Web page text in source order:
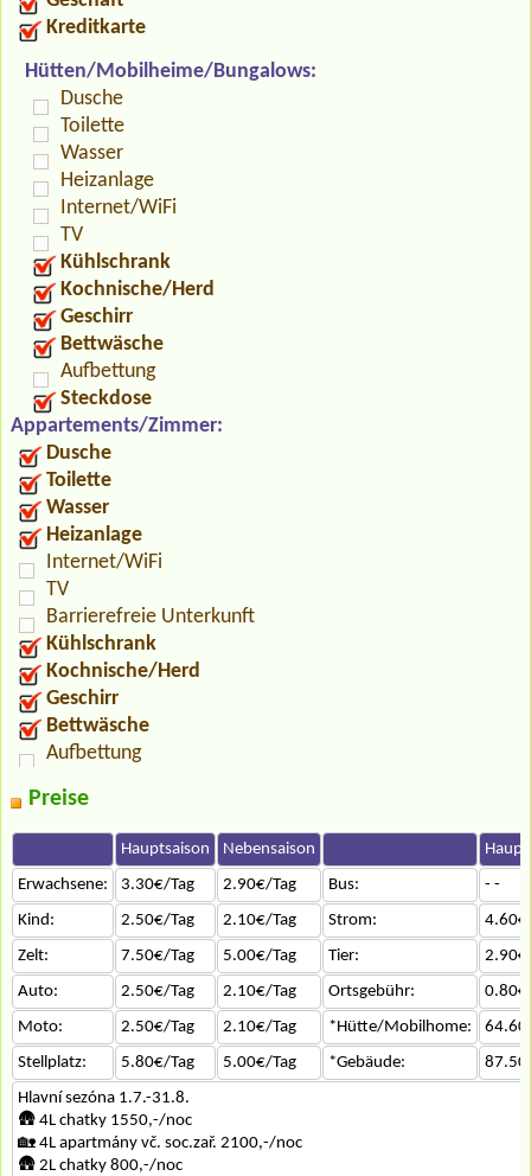
Kreditkarte
Hütten/Mobilheime/Bungalows:
Dusche
Toilette
Wasser
Heizanlage
Internet/WiFi
TV
Kühlschrank
Kochnische/Herd
Geschirr
Bettwäsche
Aufbettung
Steckdose
Appartements/Zimmer:
Dusche
Toilette
Wasser
Heizanlage
Internet/WiFi
TV
Barrierefreie Unterkunft
Kühlschrank
Kochnische/Herd
Geschirr
Bettwäsche
Aufbettung
Preise
Hauptsaison Nebensaison
Erwachsene:
3.30€/Tag 2.90€/Tag Bus:
- -
Kind:
2.50€/Tag 2.10€/Tag Strom:
Zelt:
7.50€/Tag 5.00€/Tag Tier:
Auto:
2.50€/Tag 2.10€/Tag Ortsgebühr:
Moto:
2.50€/Tag 2.10€/Tag *Hütte/Mobilhome:
Stellplatz:
5.80€/Tag 5.00€/Tag *Gebäude:
Hlavní sezóna 1.7.-31.8.
🛖 4L chatky 1550,-/noc
🏡 4L apartmány vč. soc.zař. 2100,-/noc
🛖 2L chatky 800,-/noc